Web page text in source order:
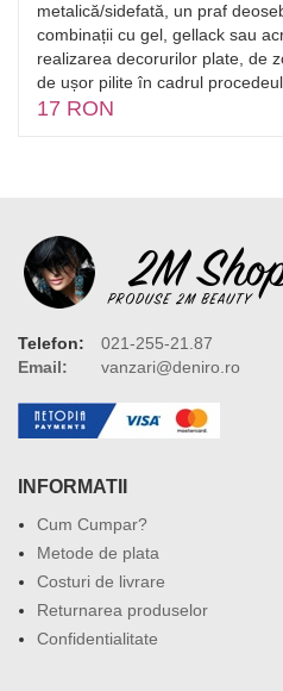
metalică/sidefată, un praf
combinații cu gel, gellack sau
realizarea decorurilor plate, de
de ușor pilite în cadrul
17 RON
Telefon:
021-255-21.87
Email:
vanzari@deniro.ro
INFORMATII
Cum Cumpar?
Metode de plata
Costuri de livrare
Returnarea produselor
Confidentialitate